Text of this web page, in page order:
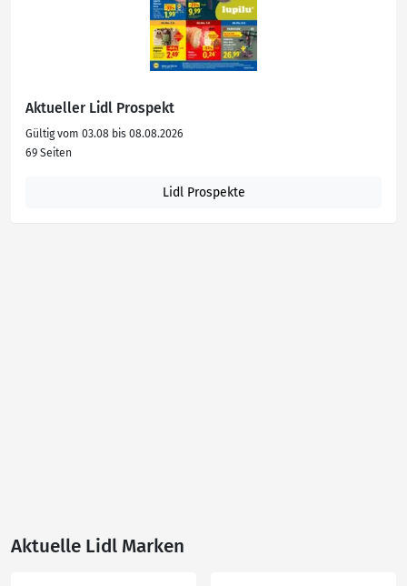
Aktueller Lidl Prospekt
Gültig vom 03.08 bis 08.08.2026
69 Seiten
Lidl Prospekte
Aktuelle Lidl Marken